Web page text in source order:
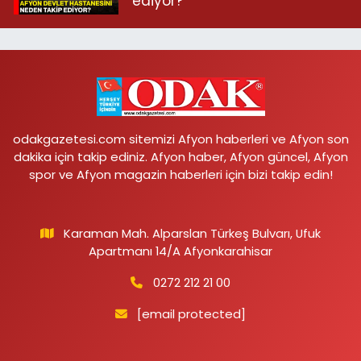
odakgazetesi.com sitemizi Afyon haberleri ve Afyon son
dakika için takip ediniz. Afyon haber, Afyon güncel, Afyon
spor ve Afyon magazin haberleri için bizi takip edin!
Karaman Mah. Alparslan Türkeş Bulvarı, Ufuk
Apartmanı 14/A Afyonkarahisar
0272 212 21 00
[email protected]